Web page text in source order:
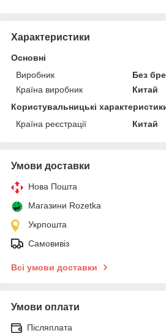
Характеристики
Основні
Виробник
Без
Країна виробник
Китай
Користувальницькі
Країна реєстрації
Китай
Умови доставки
Нова Пошта
Магазини Rozetka
Укрпошта
Самовивіз
Всі умови доставки
Умови оплати
Післяплата